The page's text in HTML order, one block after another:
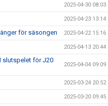
2025-04-30 08:03
2025-04-23 13:14
för säsongen 2025-04-22 15:16
2025-04-13 20:44
slutspelet för J20
2025-04-04 09:09
2025-03-24 20:52
2025-03-20 09:45